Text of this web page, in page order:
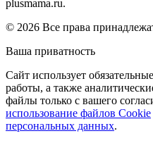
plusmama.ru.
© 2026 Все права
Ваша приватность
Сайт использует
работы, а также
файлы только с вашего
использование файлов Cookie
персональных данных.